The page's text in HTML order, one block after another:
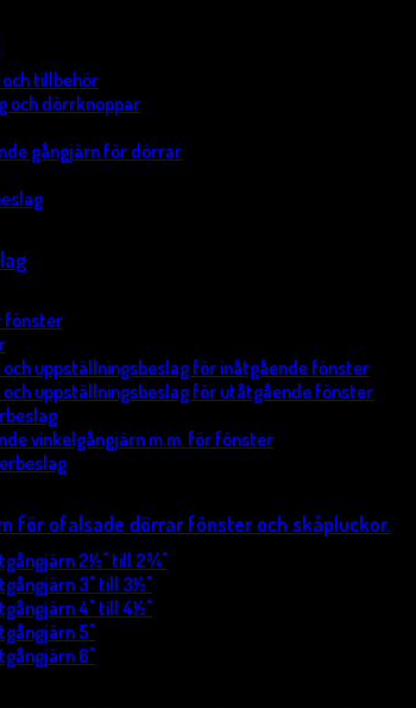
tillbehör
och dörrknoppar
gångjärn för dörrar
fönster
uppställningsbeslag för inåtgående fönster
uppställningsbeslag för utåtgående fönster
vinkelgångjärn m.m. för fönster
för ofalsade dörrar fönster och skåpluckor.
2½" till 2¾"
3" till 3½"
4" till 4½"
5"
6"